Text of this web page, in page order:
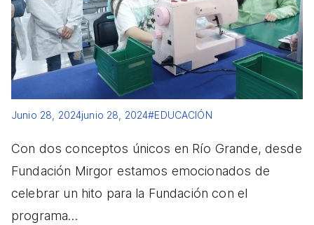
Junio 28, 2024junio 28, 2024#EDUCACIÓN
Con dos conceptos únicos en Río Grande, desde
Fundación Mirgor estamos emocionados de
celebrar un hito para la Fundación con el
programa…